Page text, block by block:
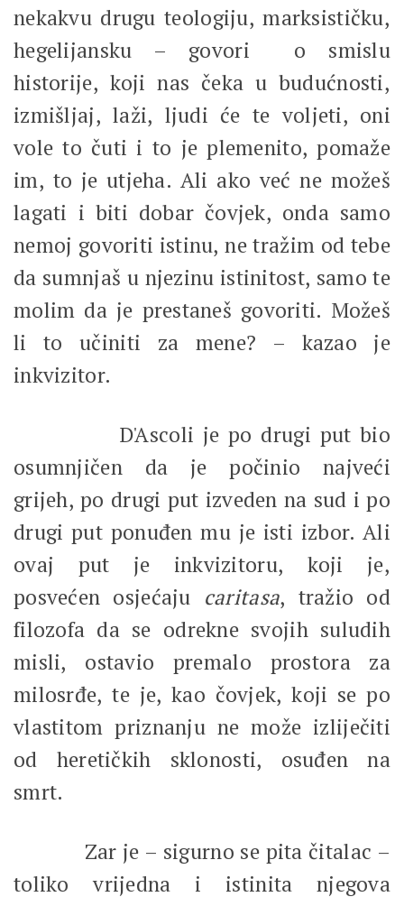
nekakvu drugu teologiju, marksističku,
hegelijansku – govori o smislu
historije, koji nas čeka u budućnosti,
izmišljaj, laži, ljudi će te voljeti, oni
vole to čuti i to je plemenito, pomaže
im, to je utjeha. Ali ako već ne možeš
lagati i biti dobar čovjek, onda samo
nemoj govoriti istinu, ne tražim od tebe
da sumnjaš u njezinu istinitost, samo te
molim da je prestaneš govoriti. Možeš
li to učiniti za mene? – kazao je
inkvizitor.
D'Ascoli je po drugi put bio
osumnjičen da je počinio najveći
grijeh, po drugi put izveden na sud i po
drugi put ponuđen mu je isti izbor. Ali
ovaj put je inkvizitoru, koji je,
posvećen osjećaju caritasa, tražio od
filozofa da se odrekne svojih suludih
misli, ostavio premalo prostora za
milosrđe, te je, kao čovjek, koji se po
vlastitom priznanju ne može izliječiti
od heretičkih sklonosti, osuđen na
smrt.
Zar je – sigurno se pita čitalac –
toliko vrijedna i istinita njegova